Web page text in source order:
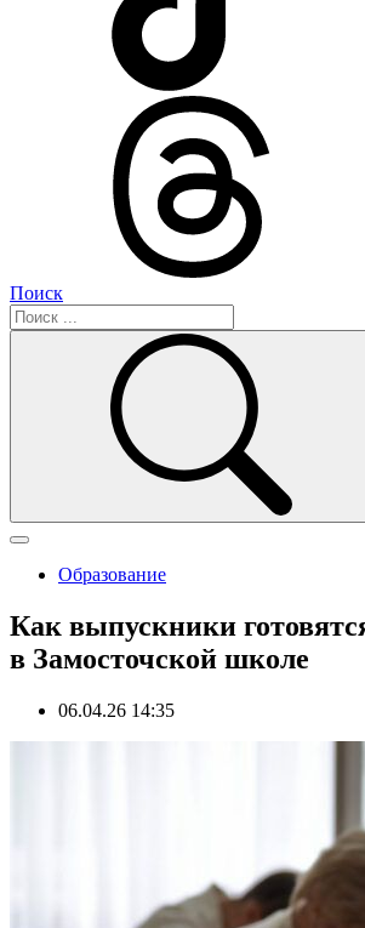
Поиск
Образование
Как выпускники
в Замосточской школе
06.04.26 14:35